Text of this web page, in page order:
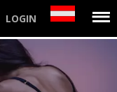
LOGIN